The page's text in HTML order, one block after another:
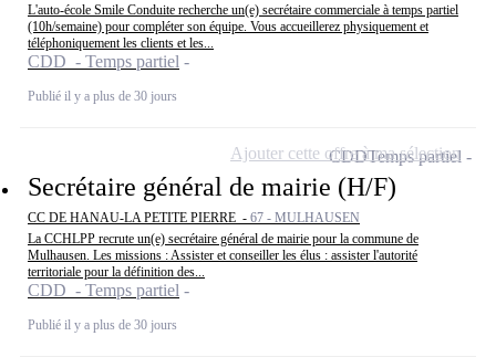
L'auto-école Smile Conduite recherche un(e) secrétaire commerciale à temps partiel
(10h/semaine) pour compléter son équipe. Vous accueillerez physiquement et
téléphoniquement les clients et les...
CDD - Temps partiel
Publié il y a plus de 30 jours
Secrétaire général de mairie (H/F)
CC DE HANAU-LA PETITE PIERRE - 67 - MULHAUSEN
La CCHLPP recrute un(e) secrétaire général de mairie pour la commune de
Mulhausen. Les missions : Assister et conseiller les élus : assister l'autorité
territoriale pour la définition des...
CDD - Temps partiel
Publié il y a plus de 30 jours
CDDTemps partiel
Ajouter cette offre à ma sélection